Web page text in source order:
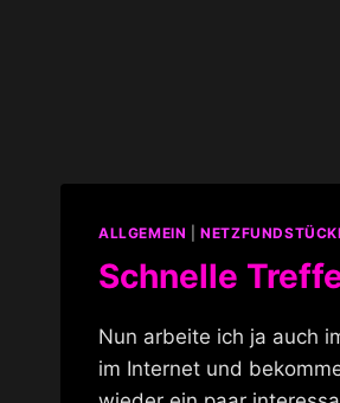
ALLGEMEIN |
Schnelle
Nun arbeite ich ja auch
im Internet und